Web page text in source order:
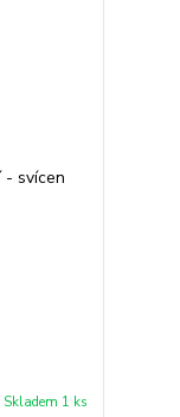
Skladem 1 ks